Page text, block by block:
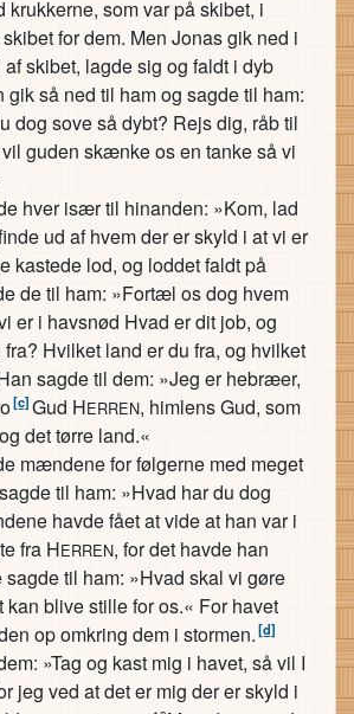
krukkerne, som var på skibet, i
for dem. Men Jonas gik ned i
skibet, lagde sig og faldt i dyb
gik så ned til ham og sagde til ham:
dog sove så dybt? Rejs dig, råb til
guden skænke os en tanke så vi
hver især til hinanden: »Kom, lad
ud af hvem der er skyld i at vi er
kastede lod, og loddet faldt på
de til ham: »Fortæl os dog hvem
er i havsnød Hvad er dit job, og
Hvilket land er du fra, og hvilket
sagde til dem: »Jeg er hebræer,
[c]Gud HERREN, himlens Gud, som
det tørre land.«
mændene for følgerne med meget
til ham: »Hvad har du dog
havde fået at vide at han var i
fra HERREN, for det havde han
sagde til ham: »Hvad skal vi gøre
kan blive stille for os.« For havet
op omkring dem i stormen.[d]
»Tag og kast mig i havet, så vil I
jeg ved at det er mig der er skyld i